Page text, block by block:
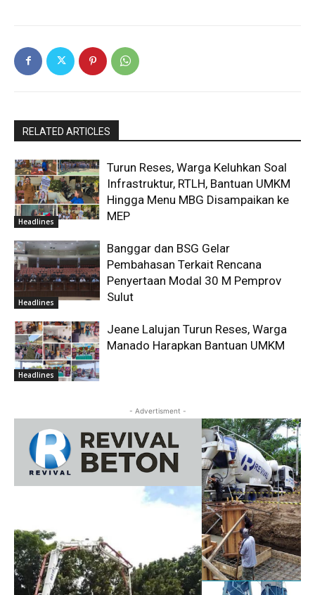
RELATED ARTICLES
Headlines
Turun Reses, Warga Keluhkan Soal
Infrastruktur, RTLH, Bantuan UMKM
Hingga Menu MBG Disampaikan ke
MEP
Headlines
Banggar dan BSG Gelar
Pembahasan Terkait Rencana
Penyertaan Modal 30 M Pemprov
Sulut
Headlines
Jeane Lalujan Turun Reses, Warga
Manado Harapkan Bantuan UMKM
- Advertisment -